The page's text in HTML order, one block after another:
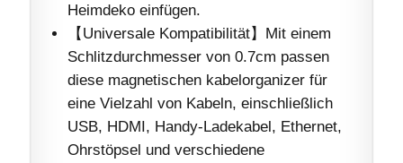
Heimdeko einfügen.
【Universale Kompatibilität】Mit einem
Schlitzdurchmesser von 0.7cm passen
diese magnetischen kabelorganizer für
eine Vielzahl von Kabeln, einschließlich
USB, HDMI, Handy-Ladekabel, Ethernet,
Ohrstöpsel und verschiedene